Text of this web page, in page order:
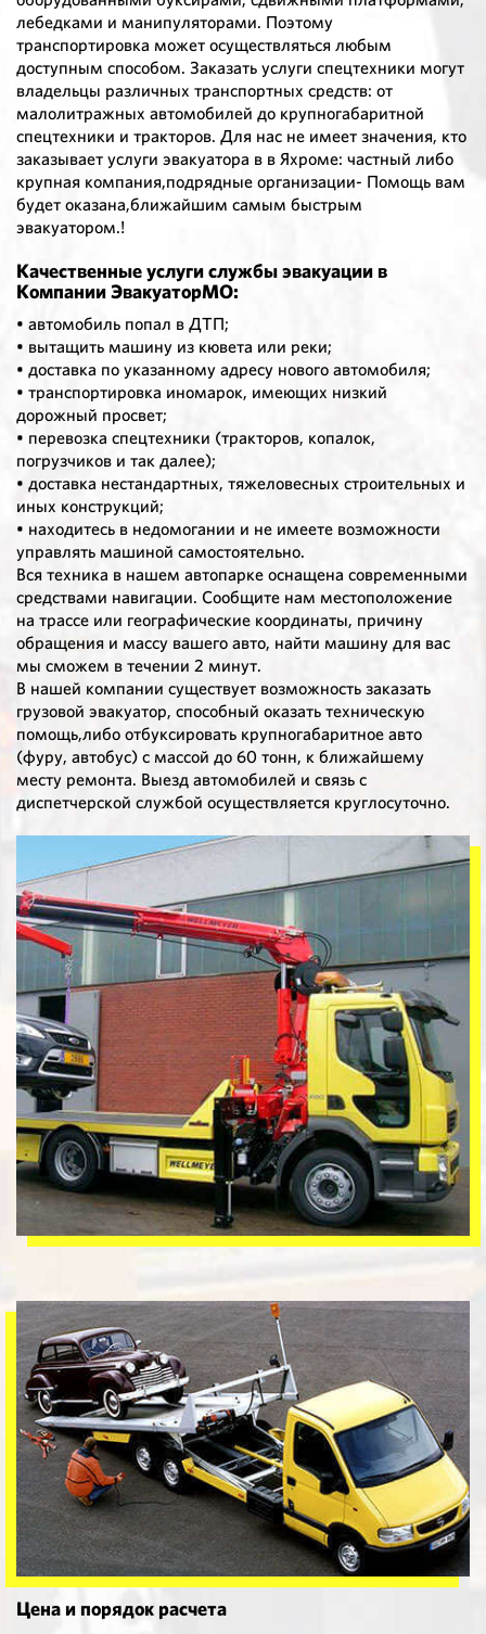
лебедками и манипуляторами. Поэтому
транспортировка может осуществляться любым
доступным способом. Заказать услуги спецтехники могут
владельцы различных транспортных средств: от
малолитражных автомобилей до крупногабаритной
спецтехники и тракторов. Для нас не имеет значения, кто
заказывает услуги эвакуатора в в Яхроме: частный либо
крупная компания,подрядные организации- Помощь вам
будет оказана,ближайшим самым быстрым
эвакуатором.!
Качественные услуги службы эвакуации в
Компании ЭвакуаторМО:
• автомобиль попал в ДТП;
• вытащить машину из кювета или реки;
• доставка по указанному адресу нового автомобиля;
• транспортировка иномарок, имеющих низкий
дорожный просвет;
• перевозка спецтехники (тракторов, копалок,
погрузчиков и так далее);
• доставка нестандартных, тяжеловесных строительных и
иных конструкций;
• находитесь в недомогании и не имеете возможности
управлять машиной самостоятельно.
Вся техника в нашем автопарке оснащена современными
средствами навигации. Сообщите нам местоположение
на трассе или географические координаты, причину
обращения и массу вашего авто, найти машину для вас
мы сможем в течении 2 минут.
В нашей компании существует возможность заказать
грузовой эвакуатор, способный оказать техническую
помощь,либо отбуксировать крупногабаритное авто
(фуру, автобус) с массой до 60 тонн, к ближайшему
месту ремонта. Выезд автомобилей и связь с
диспетчерской службой осуществляется круглосуточно.
Цена и порядок расчета